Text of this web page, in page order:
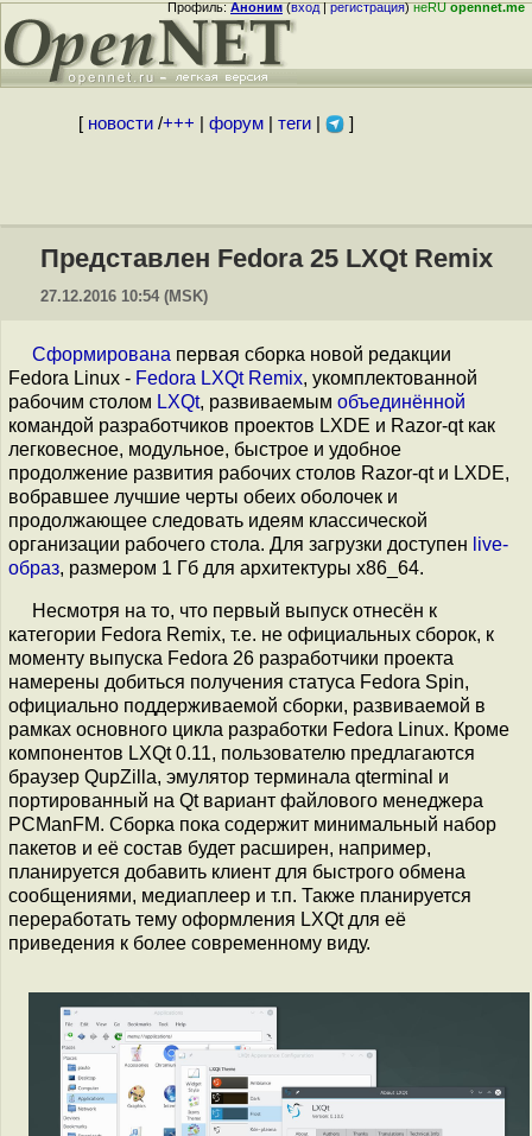
Профиль:Аноним(вход|регистрация)неRUopennet.me
[ новости/+++ форум| теги| ]
Представлен Fedora 25 LXQt Remix
27.12.2016 10:54 (MSK)
Сформирована первая сборка новой редакции
Fedora Linux - Fedora LXQt Remix, укомплектованной
рабочим столом LXQt, развиваемым объединённой
командой разработчиков проектов LXDE и Razor-qt как
легковесное, модульное, быстрое и удобное
продолжение развития рабочих столов Razor-qt и LXDE,
вобравшее лучшие черты обеих оболочек и
продолжающее следовать идеям классической
организации рабочего стола. Для загрузки доступен live-
образ, размером 1 Гб для архитектуры x86_64.
Несмотря на то, что первый выпуск отнесён к
категории Fedora Remix, т.е. не официальных сборок, к
моменту выпуска Fedora 26 разработчики проекта
намерены добиться получения статуса Fedora Spin,
официально поддерживаемой сборки, развиваемой в
рамках основного цикла разработки Fedora Linux. Кроме
компонентов LXQt 0.11, пользователю предлагаются
браузер QupZilla, эмулятор терминала qterminal и
портированный на Qt вариант файлового менеджера
PCManFM. Сборка пока содержит минимальный набор
пакетов и её состав будет расширен, например,
планируется добавить клиент для быстрого обмена
сообщениями, медиаплеер и т.п. Также планируется
переработать тему оформления LXQt для её
приведения к более современному виду.